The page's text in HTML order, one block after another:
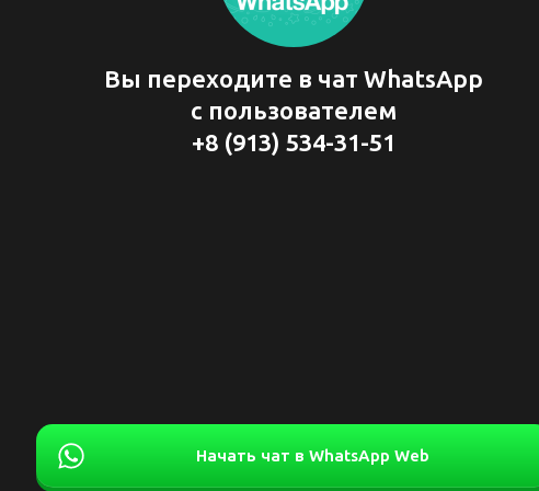
Вы переходите в чат WhatsApp
с пользователем
+8 (913) 534-31-51
Начать чат в WhatsApp Web